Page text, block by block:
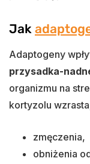
Jak
Adaptogeny
przysadka-
organizmu na
kortyzolu
zmęczenia,
obniżenia